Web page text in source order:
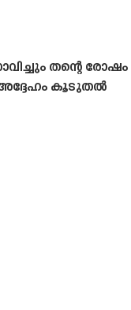
തന്റെ രോഷം
അദ്ദേഹം കൂടുതൽ